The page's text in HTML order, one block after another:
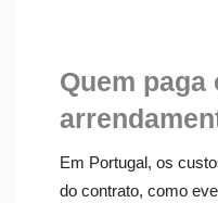
Quem paga
Em Portugal, os
do contrato, como